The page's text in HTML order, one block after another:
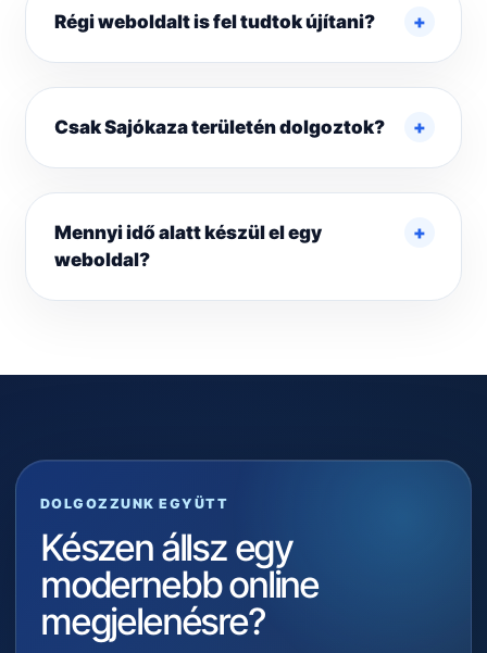
Régi weboldalt is fel tudtok újítani?
Csak Sajókaza területén dolgoztok?
Mennyi idő alatt készül el egy
weboldal?
DOLGOZZUNK EGYÜTT
Készen állsz egy
modernebb online
megjelenésre?